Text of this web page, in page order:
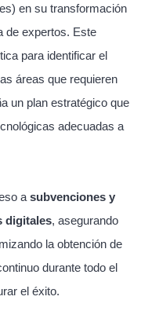
en su transformación
de expertos. Este
para identificar el
áreas que requieren
un plan estratégico que
adecuadas a
a subvenciones y
digitales, asegurando
la obtención de
durante todo el
el éxito.